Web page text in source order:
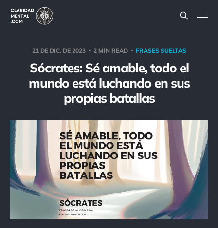
21 DE DIC. DE 2023 2 MIN READ FRASES SUELTAS
Sócrates: Sé amable, todo el
mundo está luchando en sus
propias batallas